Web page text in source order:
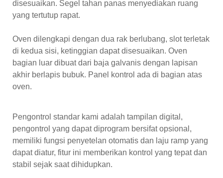
disesuaikan. Segel tahan panas menyediakan ruang
yang tertutup rapat.
Oven dilengkapi dengan dua rak berlubang, slot terletak
di kedua sisi, ketinggian dapat disesuaikan. Oven
bagian luar dibuat dari baja galvanis dengan lapisan
akhir berlapis bubuk. Panel kontrol ada di bagian atas
oven.
Pengontrol standar kami adalah tampilan digital,
pengontrol yang dapat diprogram bersifat opsional,
memiliki fungsi penyetelan otomatis dan laju ramp yang
dapat diatur, fitur ini memberikan kontrol yang tepat dan
stabil sejak saat dihidupkan.